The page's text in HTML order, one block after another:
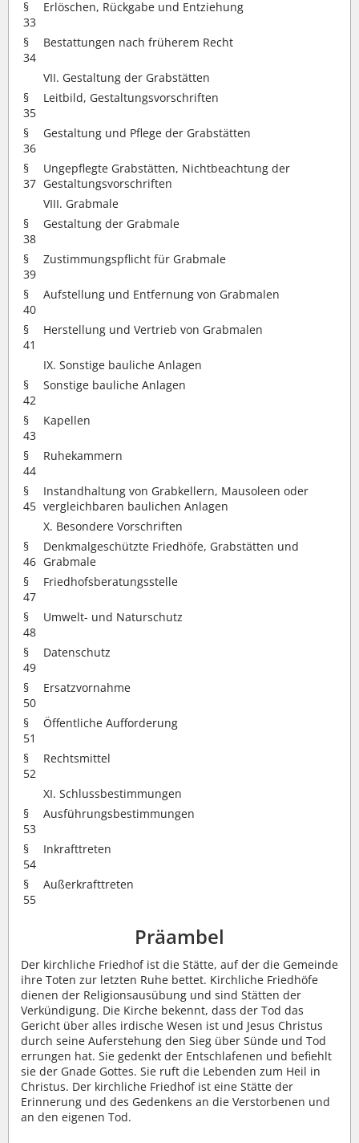
§
33
Erlöschen, Rückgabe und Entziehung
§
34
Bestattungen nach früherem Recht
VII. Gestaltung der Grabstätten
§
35
Leitbild, Gestaltungsvorschriften
§
36
Gestaltung und Pflege der Grabstätten
§
37
Ungepflegte Grabstätten, Nichtbeachtung der
Gestaltungsvorschriften
VIII. Grabmale
§
38
Gestaltung der Grabmale
§
39
Zustimmungspflicht für Grabmale
§
40
Aufstellung und Entfernung von Grabmalen
§
41
Herstellung und Vertrieb von Grabmalen
IX. Sonstige bauliche Anlagen
§
42
Sonstige bauliche Anlagen
§
43
Kapellen
§
44
Ruhekammern
§
45
Instandhaltung von Grabkellern, Mausoleen oder
vergleichbaren baulichen Anlagen
X. Besondere Vorschriften
§
46
Denkmalgeschützte Friedhöfe, Grabstätten und
Grabmale
§
47
Friedhofsberatungsstelle
§
48
Umwelt- und Naturschutz
§
49
Datenschutz
§
50
Ersatzvornahme
§
51
Öffentliche Aufforderung
§
52
Rechtsmittel
XI. Schlussbestimmungen
§
53
Ausführungsbestimmungen
§
54
Inkrafttreten
§
55
Außerkrafttreten
Präambel
Der kirchliche Friedhof ist die Stätte, auf der die Gemeinde
ihre Toten zur letzten Ruhe bettet. Kirchliche Friedhöfe
dienen der Religionsausübung und sind Stätten der
Verkündigung. Die Kirche bekennt, dass der Tod das
Gericht über alles irdische Wesen ist und Jesus Christus
durch seine Auferstehung den Sieg über Sünde und Tod
errungen hat. Sie gedenkt der Entschlafenen und befiehlt
sie der Gnade Gottes. Sie ruft die Lebenden zum Heil in
Christus. Der kirchliche Friedhof ist eine Stätte der
Erinnerung und des Gedenkens an die Verstorbenen und
an den eigenen Tod.